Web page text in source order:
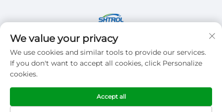
Copyright © 2026 Xuzhou sanhe automatic
control equipment Co.,LTD. Bütün hüquqlar
qorunur
We value your privacy
We use cookies and similar tools to provide our services.
If you don't want to accept all cookies, click Personalize
cookies.
Accept all